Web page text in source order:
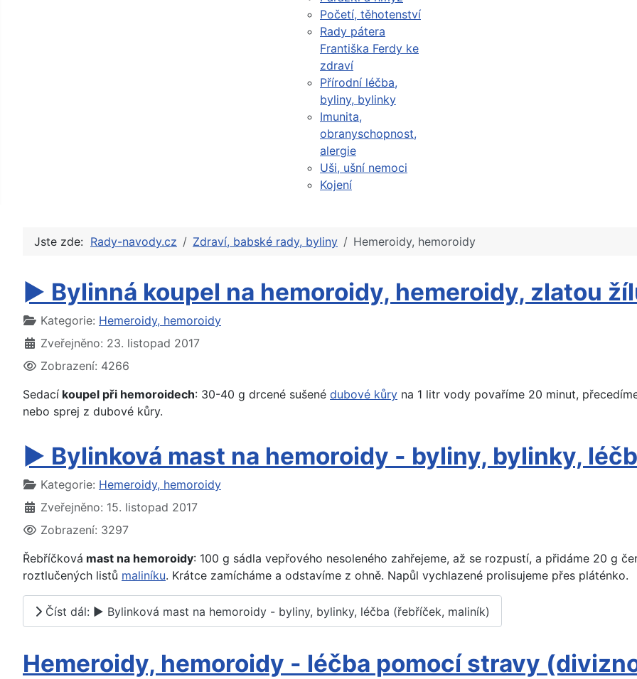
Početí, těhotenství
Rady pátera
Františka Ferdy ke
zdraví
Přírodní léčba,
byliny, bylinky
Imunita,
obranyschopnost,
alergie
Uši, ušní nemoci
Kojení
Jste zde: Rady-navody.cz Zdraví, babské rady, byliny Hemeroidy, hemoroidy
► Bylinná koupel na hemoroidy, hemeroidy, zlatou
Základní údaje
Kategorie: Hemeroidy, hemoroidy
Zveřejněno: 23. listopad 2017
Zobrazení: 4266
Sedací koupel při hemoroidech: 30-40 g drcené sušené dubové kůry na 1 litr vody povaříme 20 minut,
nebo sprej z dubové kůry.
► Bylinková mast na hemoroidy - byliny, bylinky,
Základní údaje
Kategorie: Hemeroidy, hemoroidy
Zveřejněno: 15. listopad 2017
Zobrazení: 3297
Řebříčková mast na hemoroidy: 100 g sádla vepřového nesoleného zahřejeme, až se rozpustí, a přidáme 20 g
roztlučených listů maliníku. Krátce zamícháme a odstavíme z ohně. Napůl vychlazené prolisujeme přes pláténko.
Číst dál: ► Bylinková mast na hemoroidy - byliny, bylinky, léčba (řebříček, maliník)
Hemeroidy, hemoroidy - léčba pomocí stravy